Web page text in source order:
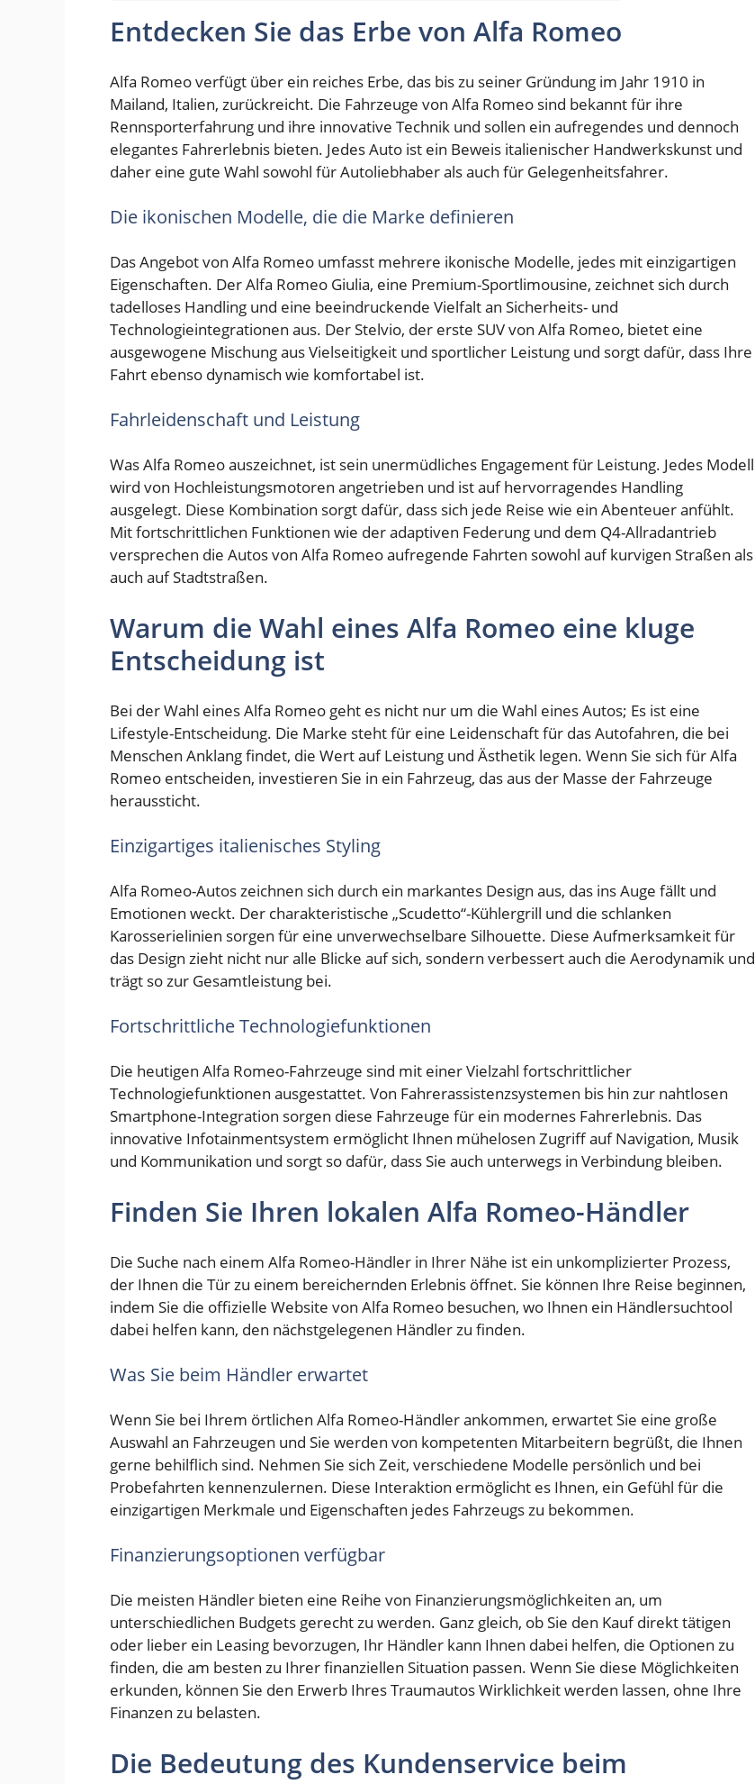
Entdecken Sie das Erbe von Alfa Romeo
Alfa Romeo verfügt über ein reiches Erbe, das bis zu seiner Gründung im Jahr 1910 in
Mailand, Italien, zurückreicht. Die Fahrzeuge von Alfa Romeo sind bekannt für ihre
Rennsporterfahrung und ihre innovative Technik und sollen ein aufregendes und dennoch
elegantes Fahrerlebnis bieten. Jedes Auto ist ein Beweis italienischer Handwerkskunst und
daher eine gute Wahl sowohl für Autoliebhaber als auch für Gelegenheitsfahrer.
Die ikonischen Modelle, die die Marke definieren
Das Angebot von Alfa Romeo umfasst mehrere ikonische Modelle, jedes mit einzigartigen
Eigenschaften. Der Alfa Romeo Giulia, eine Premium-Sportlimousine, zeichnet sich durch
tadelloses Handling und eine beeindruckende Vielfalt an Sicherheits- und
Technologieintegrationen aus. Der Stelvio, der erste SUV von Alfa Romeo, bietet eine
ausgewogene Mischung aus Vielseitigkeit und sportlicher Leistung und sorgt dafür, dass Ihre
Fahrt ebenso dynamisch wie komfortabel ist.
Fahrleidenschaft und Leistung
Was Alfa Romeo auszeichnet, ist sein unermüdliches Engagement für Leistung. Jedes Modell
wird von Hochleistungsmotoren angetrieben und ist auf hervorragendes Handling
ausgelegt. Diese Kombination sorgt dafür, dass sich jede Reise wie ein Abenteuer anfühlt.
Mit fortschrittlichen Funktionen wie der adaptiven Federung und dem Q4-Allradantrieb
versprechen die Autos von Alfa Romeo aufregende Fahrten sowohl auf kurvigen Straßen als
auch auf Stadtstraßen.
Warum die Wahl eines Alfa Romeo eine kluge
Entscheidung ist
Bei der Wahl eines Alfa Romeo geht es nicht nur um die Wahl eines Autos; Es ist eine
Lifestyle-Entscheidung. Die Marke steht für eine Leidenschaft für das Autofahren, die bei
Menschen Anklang findet, die Wert auf Leistung und Ästhetik legen. Wenn Sie sich für Alfa
Romeo entscheiden, investieren Sie in ein Fahrzeug, das aus der Masse der Fahrzeuge
heraussticht.
Einzigartiges italienisches Styling
Alfa Romeo-Autos zeichnen sich durch ein markantes Design aus, das ins Auge fällt und
Emotionen weckt. Der charakteristische „Scudetto“-Kühlergrill und die schlanken
Karosserielinien sorgen für eine unverwechselbare Silhouette. Diese Aufmerksamkeit für
das Design zieht nicht nur alle Blicke auf sich, sondern verbessert auch die Aerodynamik und
trägt so zur Gesamtleistung bei.
Fortschrittliche Technologiefunktionen
Die heutigen Alfa Romeo-Fahrzeuge sind mit einer Vielzahl fortschrittlicher
Technologiefunktionen ausgestattet. Von Fahrerassistenzsystemen bis hin zur nahtlosen
Smartphone-Integration sorgen diese Fahrzeuge für ein modernes Fahrerlebnis. Das
innovative Infotainmentsystem ermöglicht Ihnen mühelosen Zugriff auf Navigation, Musik
und Kommunikation und sorgt so dafür, dass Sie auch unterwegs in Verbindung bleiben.
Finden Sie Ihren lokalen Alfa Romeo-Händler
Die Suche nach einem Alfa Romeo-Händler in Ihrer Nähe ist ein unkomplizierter Prozess,
der Ihnen die Tür zu einem bereichernden Erlebnis öffnet. Sie können Ihre Reise beginnen,
indem Sie die offizielle Website von Alfa Romeo besuchen, wo Ihnen ein Händlersuchtool
dabei helfen kann, den nächstgelegenen Händler zu finden.
Was Sie beim Händler erwartet
Wenn Sie bei Ihrem örtlichen Alfa Romeo-Händler ankommen, erwartet Sie eine große
Auswahl an Fahrzeugen und Sie werden von kompetenten Mitarbeitern begrüßt, die Ihnen
gerne behilflich sind. Nehmen Sie sich Zeit, verschiedene Modelle persönlich und bei
Probefahrten kennenzulernen. Diese Interaktion ermöglicht es Ihnen, ein Gefühl für die
einzigartigen Merkmale und Eigenschaften jedes Fahrzeugs zu bekommen.
Finanzierungsoptionen verfügbar
Die meisten Händler bieten eine Reihe von Finanzierungsmöglichkeiten an, um
unterschiedlichen Budgets gerecht zu werden. Ganz gleich, ob Sie den Kauf direkt tätigen
oder lieber ein Leasing bevorzugen, Ihr Händler kann Ihnen dabei helfen, die Optionen zu
finden, die am besten zu Ihrer finanziellen Situation passen. Wenn Sie diese Möglichkeiten
erkunden, können Sie den Erwerb Ihres Traumautos Wirklichkeit werden lassen, ohne Ihre
Finanzen zu belasten.
Die Bedeutung des Kundenservice beim